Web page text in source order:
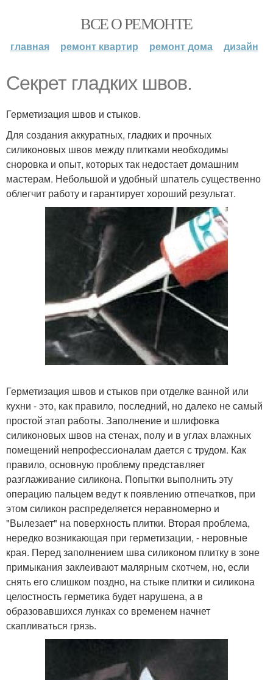
ВСЕ О РЕМОНТЕ
главная ремонт квартир ремонт дома дизайн
Секрет гладких швов.
Герметизация швов и стыков.
Для создания аккуратных, гладких и прочных
силиконовых швов между плитками необходимы
сноровка и опыт, которых так недостает домашним
мастерам. Небольшой и удобный шпатель существенно
облегчит работу и гарантирует хороший результат.
Герметизация швов и стыков при отделке ванной или
кухни - это, как правило, последний, но далеко не самый
простой этап работы. Заполнение и шлифовка
силиконовых швов на стенах, полу и в углах влажных
помещений непрофессионалам дается с трудом. Как
правило, основную проблему представляет
разглаживание силикона. Попытки выполнить эту
операцию пальцем ведут к появлению отпечатков, при
этом силикон распределяется неравномерно и
"Вылезает" на поверхность плитки. Вторая проблема,
нередко возникающая при герметизации, - неровные
края. Перед заполнением шва силиконом плитку в зоне
примыкания заклеивают малярным скотчем, но, если
снять его слишком поздно, на стыке плитки и силикона
целостность герметика будет нарушена, а в
образовавшихся лунках со временем начнет
скапливаться грязь.